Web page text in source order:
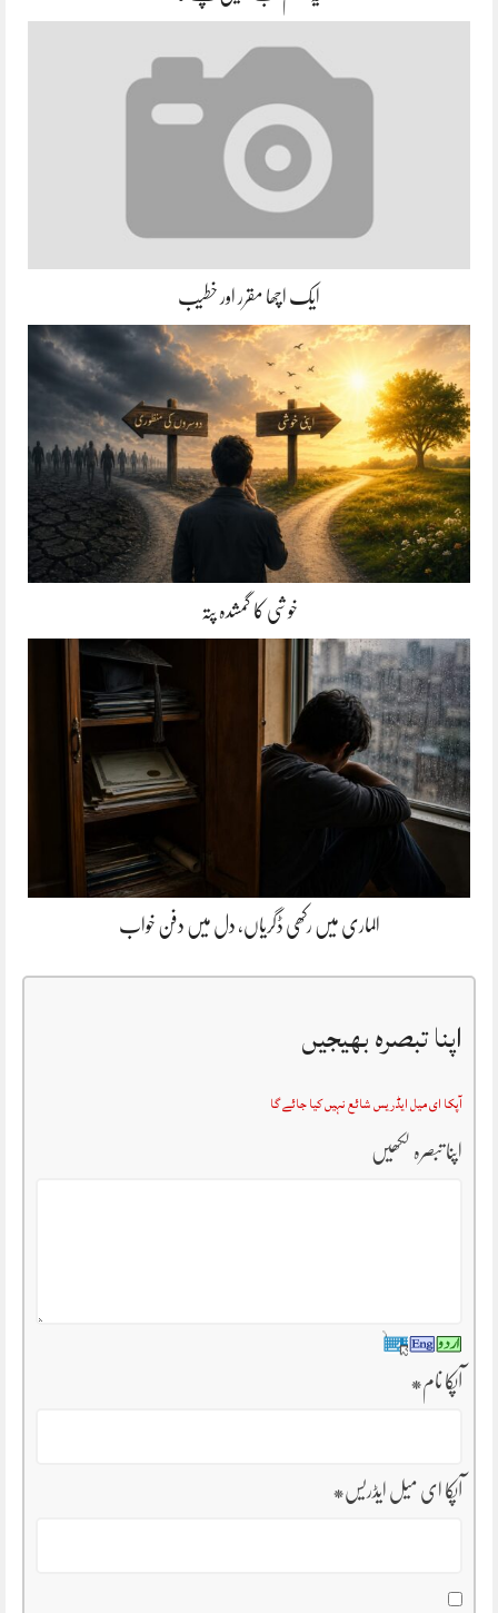
ایک اچھا مقرر اور خطیب
خوشی کا گمشدہ پتہ
الماری میں رکھی ڈگریاں، دل میں دفن خواب
اپنا تبصرہ بھیجیں
آپکا ای میل ایڈریس شائع نہیں کیا جائے گا
اپنا تبصرہ لکھیں
آپکا نام*
آپکا ای میل ایڈریس*